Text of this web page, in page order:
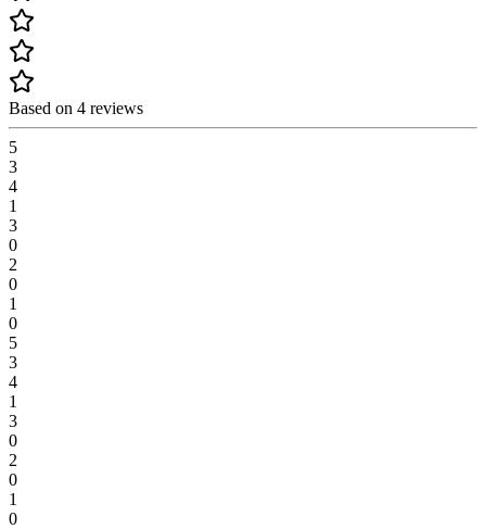
Based on 4 reviews
5
3
4
1
3
0
2
0
1
0
5
3
4
1
3
0
2
0
1
0